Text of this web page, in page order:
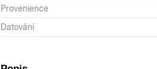
Provenience
Datování